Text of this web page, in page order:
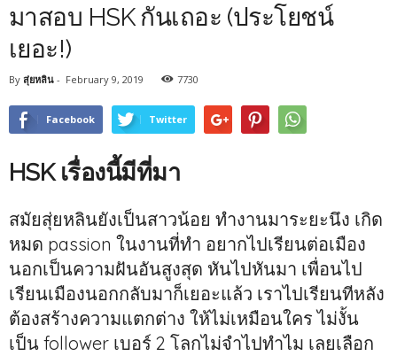
มาสอบ HSK กันเถอะ (ประโยชน์
เยอะ!)
By สุ่ยหลิน - February 9, 2019 7730
Facebook Twitter
HSKเรื่องนี้มีที่มา
สมัยสุ่ยหลินยังเป็นสาวน้อย ทำงานมาระยะนึง เกิด
หมด passion ในงานที่ทำ อยากไปเรียนต่อเมือง
นอกเป็นความฝันอันสูงสุด หันไปหันมา เพื่อนไป
เรียนเมืองนอกกลับมาก็เยอะแล้ว เราไปเรียนทีหลัง
ต้องสร้างความแตกต่าง ให้ไม่เหมือนใคร ไม่งั้น
เป็น follower เบอร์ 2 โลกไม่จำไปทำไม เลยเลือก